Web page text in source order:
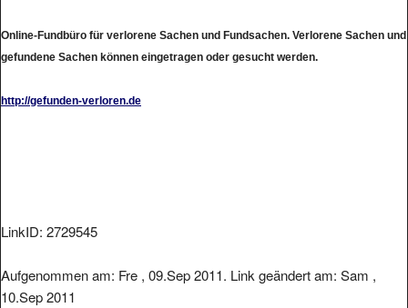
Online-Fundbüro für verlorene Sachen und Fundsachen. Verlorene Sachen und
gefundene Sachen können eingetragen oder gesucht werden.
http://gefunden-verloren.de
LinkID: 2729545
Aufgenommen am: Fre , 09.Sep 2011. Link geändert am: Sam ,
10.Sep 2011